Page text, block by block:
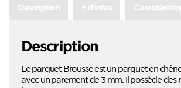
Description + d'infos
Description
Le parquet Brousse est un parquet en
avec un parement de 3 mm. Il possède des